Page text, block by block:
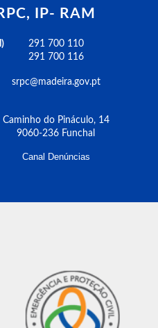
IP- RAM
291 700 110
291 700 116
srpc@madeira.gov.pt
Caminho do Pináculo, 14
9060-236 Funchal
Canal Denúncias